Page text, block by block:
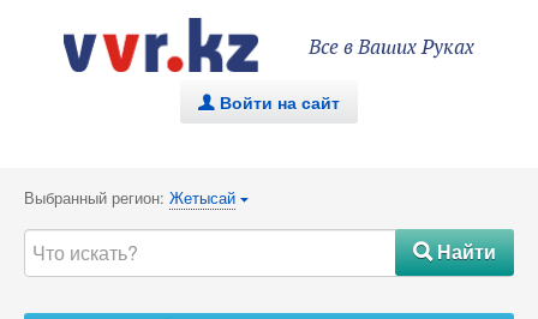
Все в Ваших Руках
. Войти на сайт
Выбранный регион: Жетысай {
#Найти